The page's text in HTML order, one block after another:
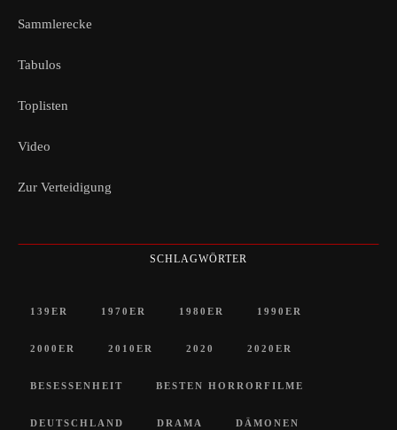
Sammlerecke
Tabulos
Toplisten
Video
Zur Verteidigung
SCHLAGWÖRTER
139ER 1970ER 1980ER 1990ER
2000ER 2010ER 2020 2020ER
BESESSENHEIT BESTEN HORRORFILME
DEUTSCHLAND DRAMA DÄMONEN